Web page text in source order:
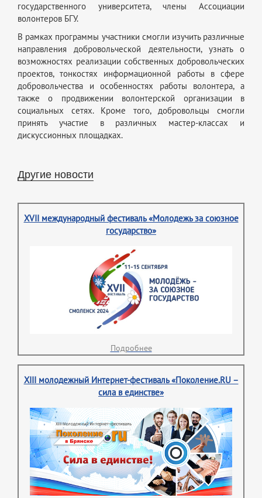
государственного университета, члены Ассоциации
волонтеров БГУ.
В рамках программы участники смогли изучить различные
направления добровольческой деятельности, узнать о
возможностях реализации собственных добровольческих
проектов, тонкостях информационной работы в сфере
добровольчества и особенностях работы волонтера, а
также о продвижении волонтерской организации в
социальных сетях. Кроме того, добровольцы смогли
принять участие в различных мастер-классах и
дискуссионных площадках.
Другие новости
XVII международный фестиваль «Молодежь за союзное
государство»
Подробнее
XIII молодежный Интернет-фестиваль «Поколение.RU –
сила в единстве»